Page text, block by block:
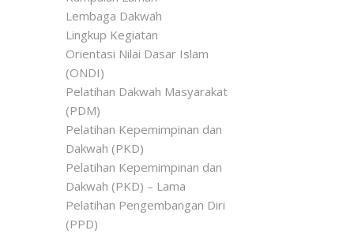
Lembaga Dakwah
Lingkup Kegiatan
Orientasi Nilai Dasar Islam
(ONDI)
Pelatihan Dakwah Masyarakat
(PDM)
Pelatihan Kepemimpinan dan
Dakwah (PKD)
Pelatihan Kepemimpinan dan
Dakwah (PKD) – Lama
Pelatihan Pengembangan Diri
(PPD)